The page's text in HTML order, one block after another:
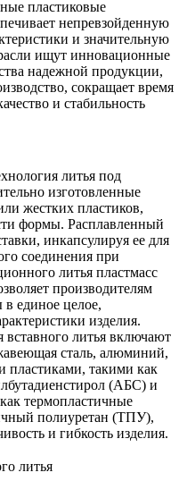
пластиковые
непревзойденную
и значительную
ищут инновационные
надежной продукции,
сокращает время
и стабильность
литья под
изготовленные
жестких пластиков,
формы. Расплавленный
инкапсулируя ее для
соединения при
литья пластмасс
производителям
в единое целое,
изделия.
вставного литья включают
сталь, алюминий,
пластиками, такими как
(АБС) и
термопластичные
полиуретан (ТПУ),
и гибкость изделия.
литья